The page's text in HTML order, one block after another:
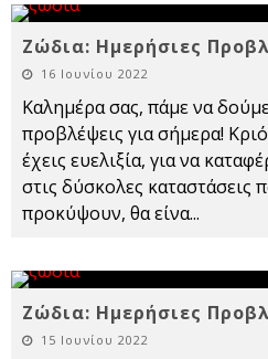
Ζώδια: Ημερήσιες
16 Ιουνίου 2022
Καλημέρα σας, πάμε να
προβλέψεις για σήμερα!
έχεις ευελιξία, για να
στις δύσκολες καταστάσεις
προκύψουν, θα είνα...
Ζώδια: Ημερήσιες
15 Ιουνίου 2022